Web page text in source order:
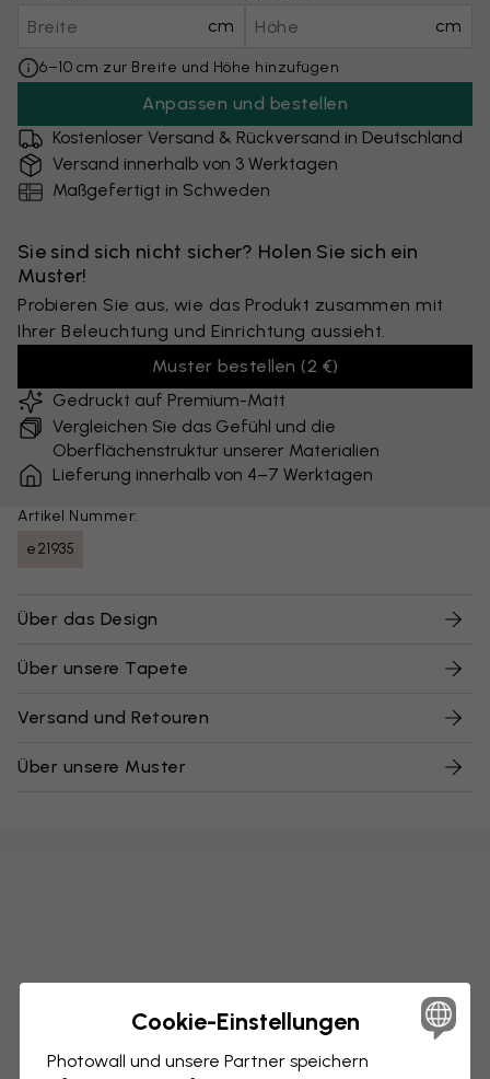
cm
cm
6–10 cm zur Breite und Höhe hinzufügen
Anpassen und bestellen
Kostenloser Versand & Rückversand in Deutschland
Versand innerhalb von 3 Werktagen
Maßgefertigt in Schweden
Sie sind sich nicht sicher? Holen Sie sich ein
Muster!
Probieren Sie aus, wie das Produkt zusammen mit
Ihrer Beleuchtung und Einrichtung aussieht.
Muster bestellen (2 €)
Gedruckt auf Premium-Matt
Vergleichen Sie das Gefühl und die
Oberflächenstruktur unserer Materialien
Lieferung innerhalb von 4–7 Werktagen
Artikel Nummer:
e21935
Über das Design
Über unsere Tapete
Versand und Retouren
Über unsere Muster
Cookie-Einstellungen
Photowall und unsere Partner speichern